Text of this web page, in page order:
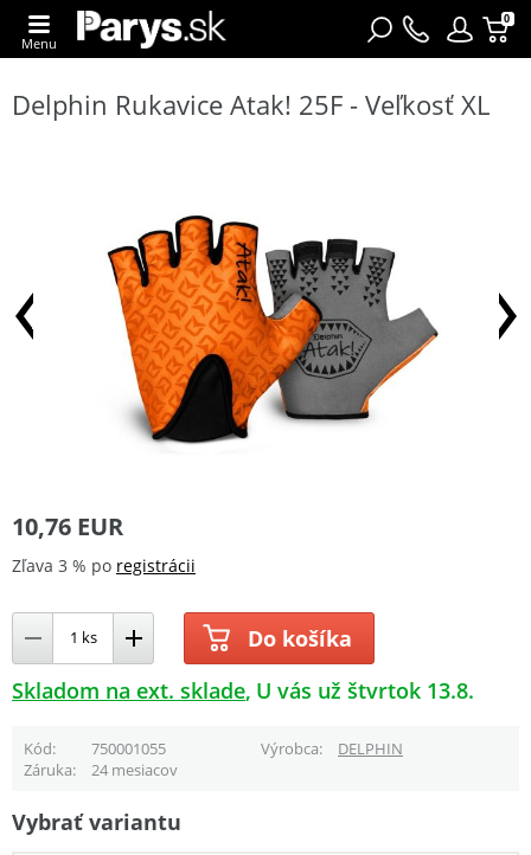
0
Menu
Delphin Rukavice Atak! 25F - Veľkosť XL
10,76 EUR
Zľava 3 % po registrácii
Do košíka
Skladom na ext. sklade U vás už štvrtok 13.8.
Kód 750001055 Výrobca
DELPHIN
Záruka
24 mesiacov
Vybrať variantu